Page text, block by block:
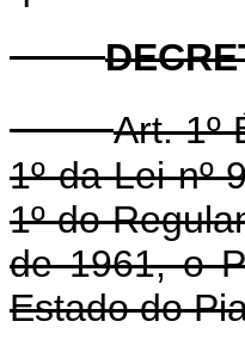
Art. 1º
1º da Lei nº
1º do
de 1961, o
Estado do